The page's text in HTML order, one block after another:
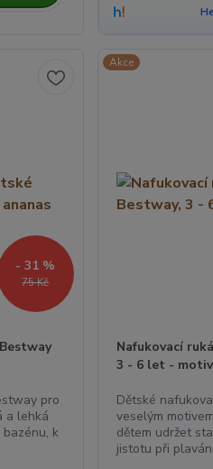
75 Kč
- 31 %
pro
a lehká
k
Akce
Nafukovací
3 - 6 let -
Dětské
veselým
dětem udržet
jistotu při